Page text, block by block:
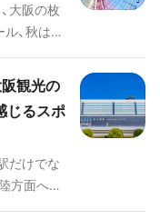
大阪の枚
、秋はイ
す。さ
なく混雑
いうスト
どころを
で、その
阪観光の
じるスポ
だけでな
方面への